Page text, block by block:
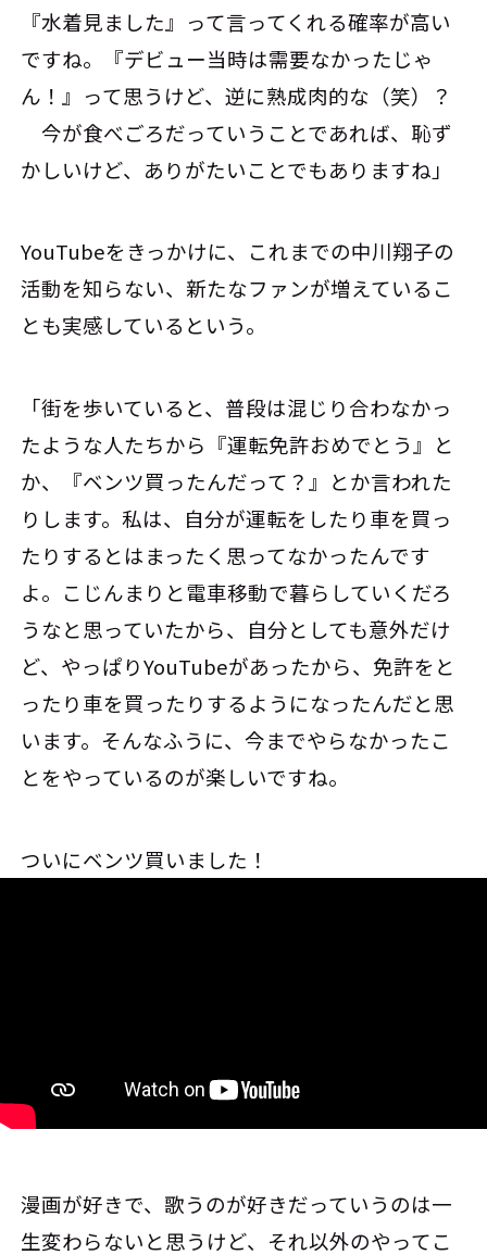
『水着見ました』って言ってくれる確率が高い
ですね。『デビュー当時は需要なかったじゃ
ん！』って思うけど、逆に熟成肉的な（笑）？
今が食べごろだっていうことであれば、恥ず
かしいけど、ありがたいことでもありますね」
YouTubeをきっかけに、これまでの中川翔子の
活動を知らない、新たなファンが増えているこ
とも実感しているという。
「街を歩いていると、普段は混じり合わなかっ
たような人たちから『運転免許おめでとう』と
か、『ベンツ買ったんだって？』とか言われた
りします。私は、自分が運転をしたり車を買っ
たりするとはまったく思ってなかったんです
よ。こじんまりと電車移動で暮らしていくだろ
うなと思っていたから、自分としても意外だけ
ど、やっぱりYouTubeがあったから、免許をと
ったり車を買ったりするようになったんだと思
います。そんなふうに、今までやらなかったこ
とをやっているのが楽しいですね。
ついにベンツ買いました！
漫画が好きで、歌うのが好きだっていうのは一
生変わらないと思うけど、それ以外のやってこ